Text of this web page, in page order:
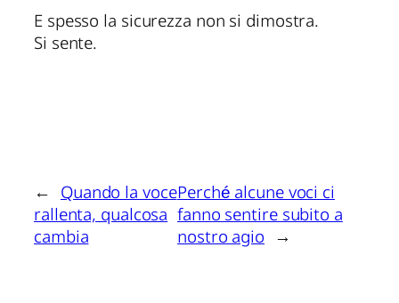
E spesso la sicurezza non si dimostra.
Si sente.
←
Quando la voce
rallenta, qualcosa
cambia
Perché alcune voci ci
fanno sentire subito a
nostro agio
→